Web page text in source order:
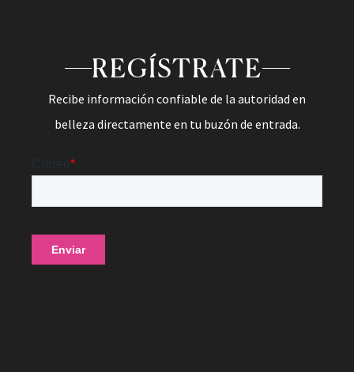
REGÍSTRATE
Recibe información confiable de la autoridad en
belleza directamente en tu buzón de entrada.